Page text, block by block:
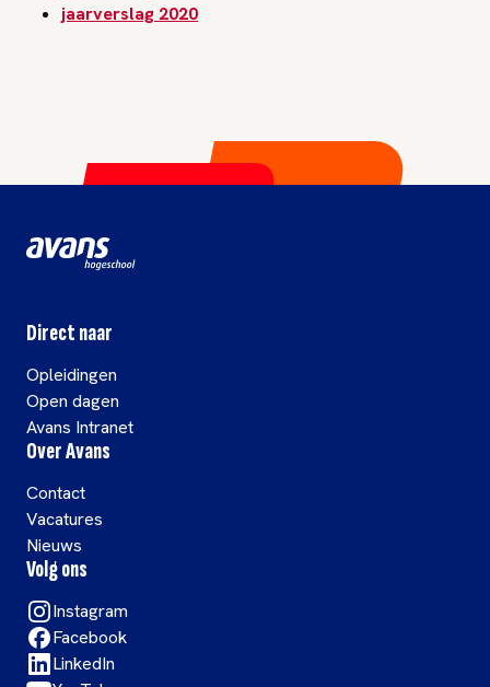
jaarverslag 2020
Direct naar
Opleidingen
Open dagen
Avans Intranet
Over Avans
Contact
Vacatures
Nieuws
Volg ons
Instagram
Facebook
LinkedIn